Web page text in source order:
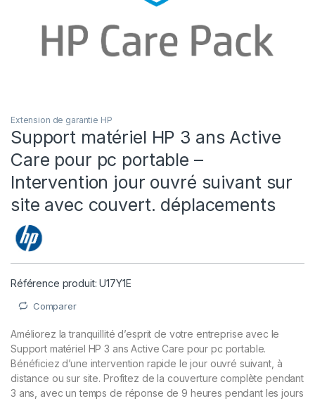
Extension de garantie HP
Support matériel HP 3 ans Active
Care pour pc portable –
Intervention jour ouvré suivant sur
site avec couvert. déplacements
Référence produit: U17Y1E
Comparer
Améliorez la tranquillité d’esprit de votre entreprise avec le
Support matériel HP 3 ans Active Care pour pc portable.
Bénéficiez d’une intervention rapide le jour ouvré suivant, à
distance ou sur site. Profitez de la couverture complète pendant
3 ans, avec un temps de réponse de 9 heures pendant les jours